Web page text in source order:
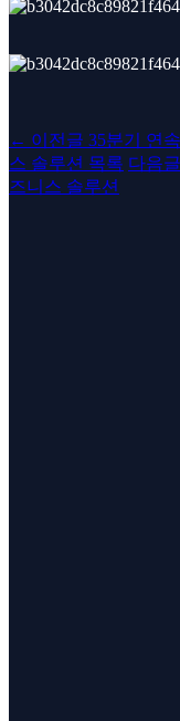
← 이전글 35분기 연
스 솔루션 목록 다음글
즈니스 솔루션